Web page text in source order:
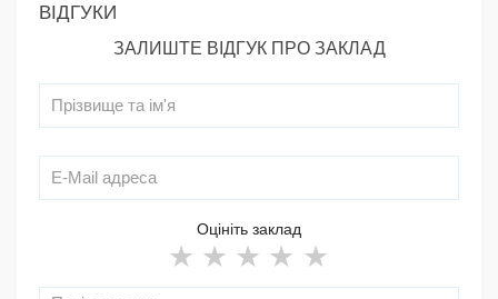
ВІДГУКИ
ЗАЛИШТЕ ВІДГУК ПРО ЗАКЛАД
Оцініть заклад